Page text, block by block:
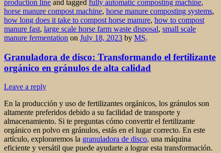
production line and tagged fully automatic composting machine,
horse manure compost machine, horse manure composting systems,
how long does it take to compost horse manure, how to compost
manure fast, large scale horse farm waste disposal, small scale
manure fermentation on July 18, 2023 by MS.
Granuladora de disco: Transformando el fertilizante
orgánico en gránulos de alta calidad
Leave a reply
En la producción y uso de fertilizantes orgánicos, los gránulos son
altamente preferidos debido a su facilidad de transporte y
almacenamiento. Si te preguntas cómo convertir el fertilizante
orgánico en polvo en gránulos, estás en el lugar correcto. En este
artículo, exploraremos la granuladora de disco, una máquina
eficiente y versátil que puede ayudarte a lograr esta transformación.